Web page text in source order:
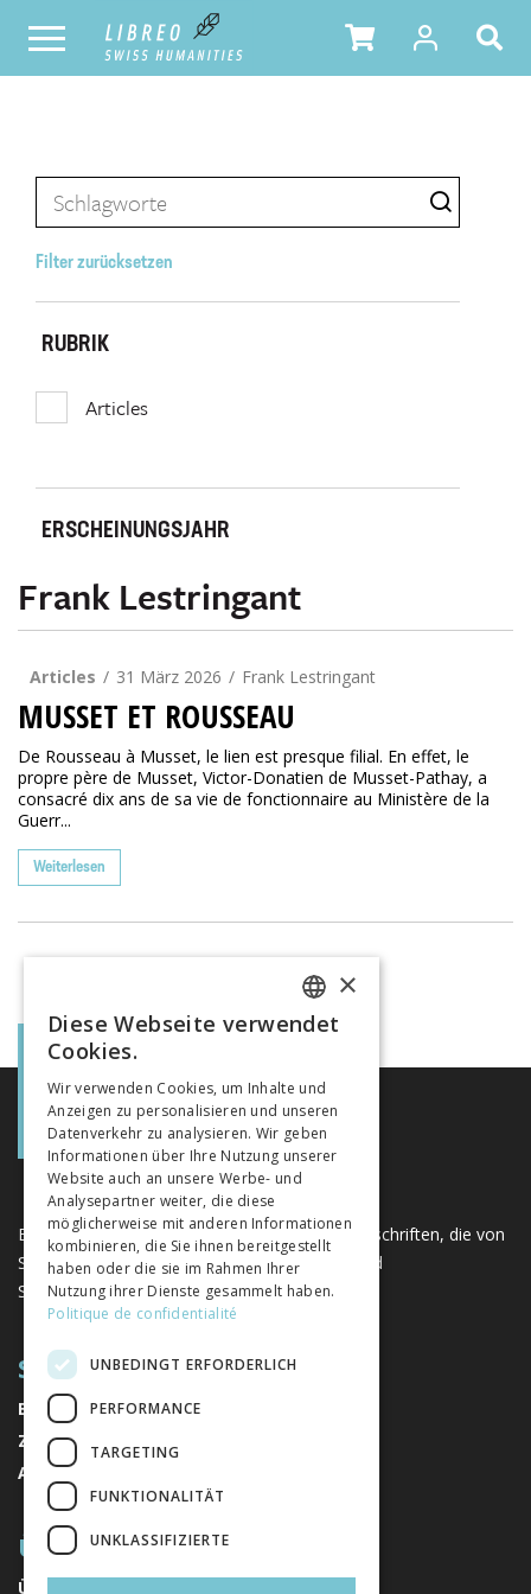
Filter zurücksetzen
RUBRIK
Articles
ERSCHEINUNGSJAHR
Frank Lestringant
Articles 31 März 2026 Frank Lestringant
MUSSET ET ROUSSEAU
De Rousseau à Musset, le lien est presque filial. En effet, le
propre père de Musset, Victor-Donatien de Musset-Pathay, a
consacré dix ans de sa vie de fonctionnaire au Ministère de la
Guerr...
Weiterlesen
Eine einzigartige Plattform für Bücher und Zeitschriften, die von
Schweizer Verlagen im Bereich der Geistes- und
Sozialwissenschaften herausgegeben werden.
SITEMAP
BÜCHER
ZEITSCHRIFTEN
AUTOREN
ÜBER UNS
ÜBER UNS
FRENCH
ITALIAN
×
Diese Webseite verwendet
Cookies.
Wir verwenden Cookies, um Inhalte und
Anzeigen zu personalisieren und unseren
Datenverkehr zu analysieren. Wir geben
Informationen über Ihre Nutzung unserer
Website auch an unsere Werbe- und
Analysepartner weiter, die diese
möglicherweise mit anderen Informationen
kombinieren, die Sie ihnen bereitgestellt
haben oder die sie im Rahmen Ihrer
Nutzung ihrer Dienste gesammelt haben.
Politique de confidentialité
UNBEDINGT ERFORDERLICH
PERFORMANCE
TARGETING
FUNKTIONALITÄT
UNKLASSIFIZIERTE